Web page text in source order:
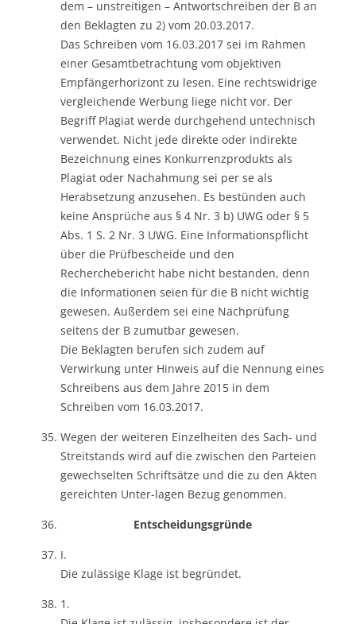
dem – unstreitigen – Antwortschreiben der B an
den Beklagten zu 2) vom 20.03.2017.
Das Schreiben vom 16.03.2017 sei im Rahmen
einer Gesamtbetrachtung vom objektiven
Empfängerhorizont zu lesen. Eine rechtswidrige
vergleichende Werbung liege nicht vor. Der
Begriff Plagiat werde durchgehend untechnisch
verwendet. Nicht jede direkte oder indirekte
Bezeichnung eines Konkurrenzprodukts als
Plagiat oder Nachahmung sei per se als
Herabsetzung anzusehen. Es bestünden auch
keine Ansprüche aus § 4 Nr. 3 b) UWG oder § 5
Abs. 1 S. 2 Nr. 3 UWG. Eine Informationspflicht
über die Prüfbescheide und den
Recherchebericht habe nicht bestanden, denn
die Informationen seien für die B nicht wichtig
gewesen. Außerdem sei eine Nachprüfung
seitens der B zumutbar gewesen.
Die Beklagten berufen sich zudem auf
Verwirkung unter Hinweis auf die Nennung eines
Schreibens aus dem Jahre 2015 in dem
Schreiben vom 16.03.2017.
Wegen der weiteren Einzelheiten des Sach- und
Streitstands wird auf die zwischen den Parteien
gewechselten Schriftsätze und die zu den Akten
gereichten Unter-lagen Bezug genommen.
Entscheidungsgründe
I.
Die zulässige Klage ist begründet.
1.